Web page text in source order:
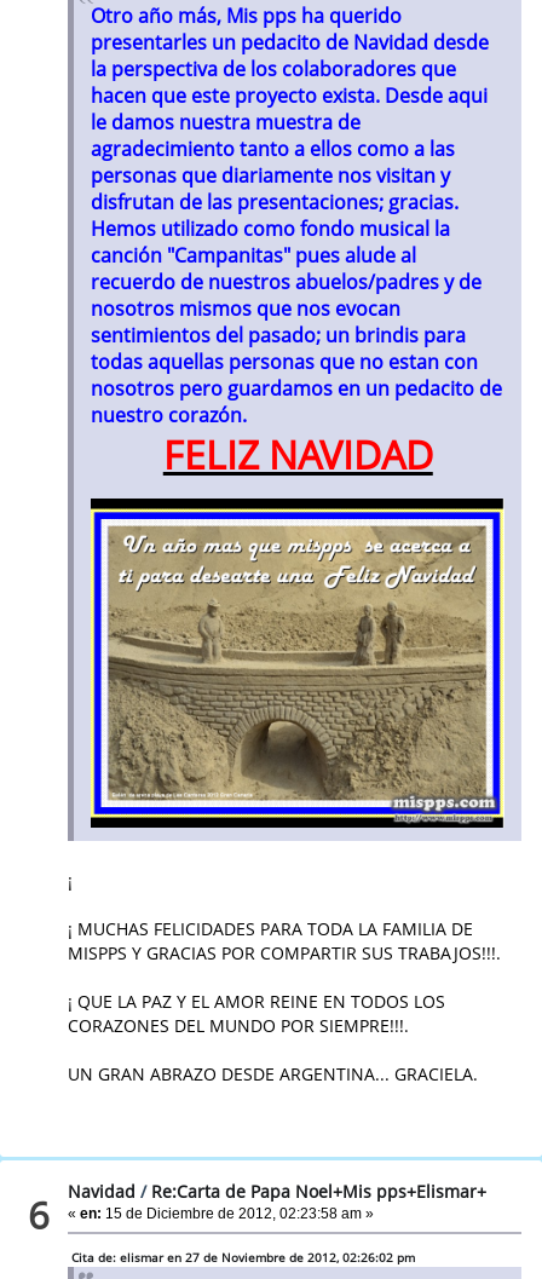
Otro año más, Mis pps ha querido
presentarles un pedacito de Navidad desde
la perspectiva de los colaboradores que
hacen que este proyecto exista. Desde aqui
le damos nuestra muestra de
agradecimiento tanto a ellos como a las
personas que diariamente nos visitan y
disfrutan de las presentaciones; gracias.
Hemos utilizado como fondo musical la
canción "Campanitas" pues alude al
recuerdo de nuestros abuelos/padres y de
nosotros mismos que nos evocan
sentimientos del pasado; un brindis para
todas aquellas personas que no estan con
nosotros pero guardamos en un pedacito de
nuestro corazón.
FELIZ NAVIDAD
¡
¡ MUCHAS FELICIDADES PARA TODA LA FAMILIA DE
MISPPS Y GRACIAS POR COMPARTIR SUS TRABAJOS!!!.
¡ QUE LA PAZ Y EL AMOR REINE EN TODOS LOS
CORAZONES DEL MUNDO POR SIEMPRE!!!.
UN GRAN ABRAZO DESDE ARGENTINA... GRACIELA.
6 Navidad / Re:Carta de Papa Noel+Mis pps+Elismar+
«en: 15 de Diciembre de 2012, 02:23:58 am »
Cita de: elismar en 27 de Noviembre de 2012, 02:26:02 pm